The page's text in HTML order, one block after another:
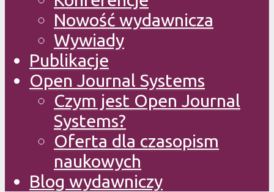
Nowość wydawnicza
Wywiady
Publikacje
Open Journal Systems
Czym jest Open Journal
Systems?
Oferta dla czasopism
naukowych
Blog wydawniczy